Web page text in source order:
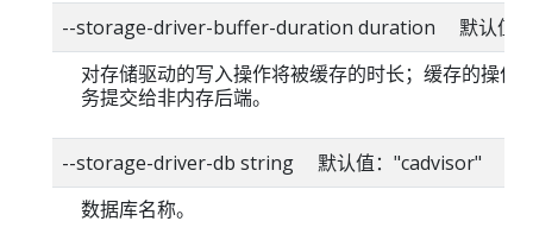
--storage-driver-buffer-duration duration 默认值
对存储驱动的写入操作将被缓存的时长；缓存的操作
务提交给非内存后端。
--storage-driver-db string 默认值："cadvisor"
数据库名称。